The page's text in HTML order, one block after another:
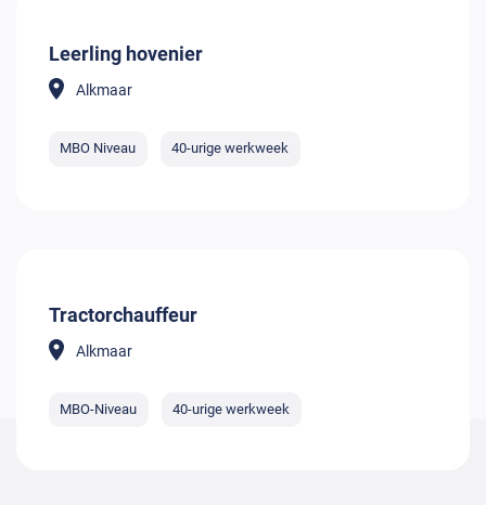
Leerling hovenier
Alkmaar
MBO Niveau 40-urige werkweek
Tractorchauffeur
Alkmaar
MBO-Niveau 40-urige werkweek